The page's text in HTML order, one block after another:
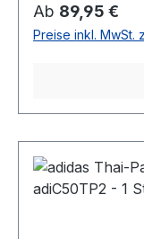
Regulärer Preis:
Ab 89,95 €
Preise inkl. MwSt.